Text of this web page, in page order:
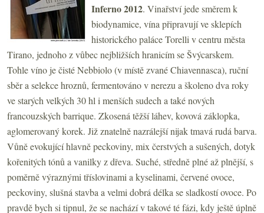
Inferno 2012. Vinařství jede směrem k
biodynamice, vína připravují ve sklepích
historického paláce Torelli v centru města
Tirano, jednoho z vůbec nejbližších hranicím se Švýcarskem.
Tohle víno je čisté Nebbiolo (v místě zvané Chiavennasca), ruční
sběr a selekce hroznů, fermentováno v nerezu a školeno dva roky
ve starých velkých 30 hl i menších sudech a také nových
francouzských barrique. Zkosená těžší láhev, kovová záklopka,
aglomerovaný korek. Již znatelně nazrálejší nijak tmavá rudá barva.
Vůně evokující hlavně peckoviny, mix čerstvých a sušených, dotyk
kořenitých tónů a vanilky z dřeva. Suché, středně plné až plnější, s
poměrně výraznými tříslovinami a kyselinami, červené ovoce,
peckoviny, slušná stavba a velmi dobrá délka se sladkostí ovoce. Po
pravdě bych si tipnul, že se nachází v takové té fázi, kdy ještě úplně